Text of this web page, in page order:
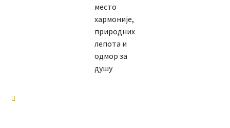
место
хармоније,
природних
лепота и
одмор за
душу